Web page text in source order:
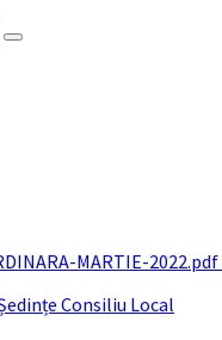
MARTIE-2022.pdf
Consiliu Local